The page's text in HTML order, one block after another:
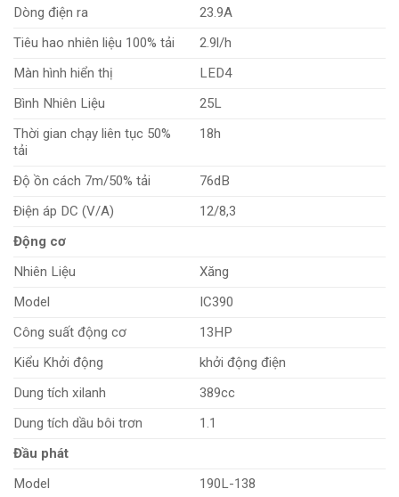
Dòng điện ra
23.9A
Tiêu hao nhiên liệu 100% tải
2.9l/h
Màn hình hiển thị
LED4
Bình Nhiên Liệu
25L
Thời gian chạy liên tục 50%
tải
18h
Độ ồn cách 7m/50% tải
76dB
Điện áp DC (V/A)
12/8,3
Động cơ
Nhiên Liệu
Xăng
Model
IC390
Công suất động cơ
13HP
Kiểu Khởi động
khởi động điện
Dung tích xilanh
389cc
Dung tích dầu bôi trơn
1.1
Đầu phát
Model
190L-138